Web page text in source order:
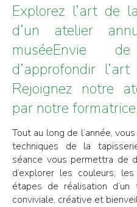
Explorez l’art de
d’un atelier
muséeEnvie
d’approfondir
Rejoignez notre
par notre
Tout au long de l’année,
techniques de la
séance vous permettra de
d’explorer les couleurs,
étapes de réalisation d’un
conviviale, créative et